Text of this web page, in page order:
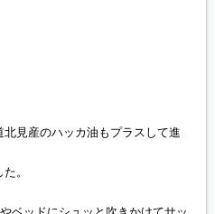
見産のハッカ油もプラスして進
。